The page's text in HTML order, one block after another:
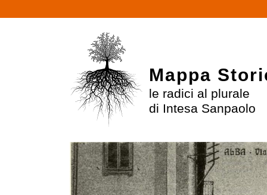
Mappa
le radici al plurale
di Intesa Sanpaolo